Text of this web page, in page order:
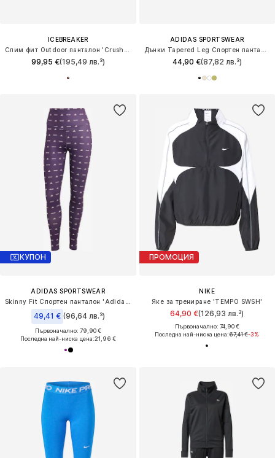
ICEBREAKER
99,95 €(195,49 лв.³)
ADIDAS SPORTSWEAR
44,90 €(87,82 лв.³)
КУПОН
ADIDAS SPORTSWEAR
49,41 € (96,64 лв.³)
Първоначално: 79,90 €
Последна най-ниска цена:21,96 €
ПРОМОЦИЯ
NIKE
Яке за трениране 'TEMPO SWSH'
64,90 €(126,93 лв.³)
Първоначално: 74,90 €
Последна най-ниска цена:67,41 €-3%